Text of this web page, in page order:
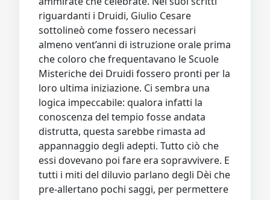
riguardanti i Druidi, Giulio Cesare
sottolineò come fossero necessari
almeno vent’anni di istruzione orale prima
che coloro che frequentavano le Scuole
Misteriche dei Druidi fossero pronti per la
loro ultima iniziazione. Ci sembra una
logica impeccabile: qualora infatti la
conoscenza del tempio fosse andata
distrutta, questa sarebbe rimasta ad
appannaggio degli adepti. Tutto ciò che
essi dovevano poi fare era sopravvivere. E
tutti i miti del diluvio parlano degli Dèi che
pre-allertano pochi saggi, per permettere